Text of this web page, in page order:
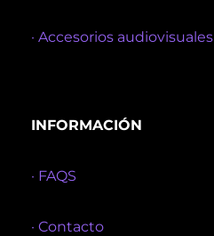
· Accesorios audiovisuales
INFORMACIÓN
· FAQS
· Contacto